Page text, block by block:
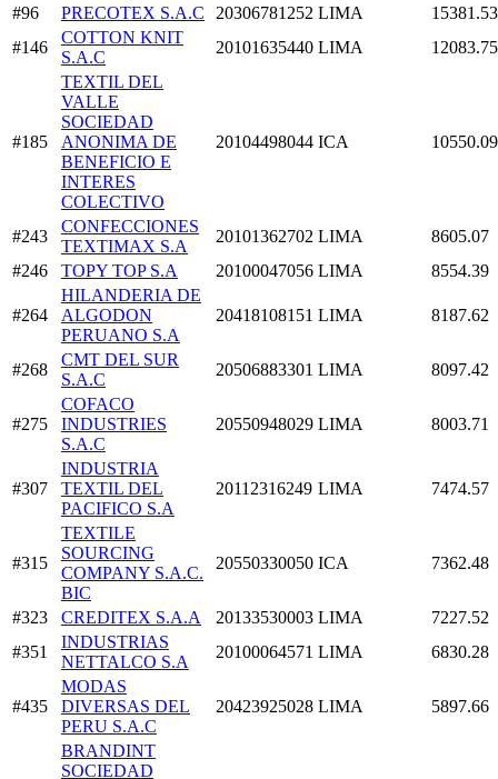
#96
PRECOTEX S.A.C 20306781252 LIMA
15381.53
#146
COTTON KNIT
S.A.C
20101635440 LIMA 12083.75
#185
TEXTIL DEL
VALLE
SOCIEDAD
ANONIMA DE
BENEFICIO E
INTERES
COLECTIVO
20104498044 ICA 10550.09
#243
CONFECCIONES
TEXTIMAX S.A
20101362702 LIMA
8605.07
#246
TOPY TOP S.A 20100047056 LIMA 8554.39
#264
HILANDERIA DE
ALGODON
PERUANO S.A
20418108151 LIMA 8187.62
#268
CMT DEL SUR
S.A.C
20506883301 LIMA 8097.42
#275
COFACO
INDUSTRIES
S.A.C
20550948029 LIMA 8003.71
#307
INDUSTRIA
TEXTIL DEL
PACIFICO S.A
20112316249 LIMA 7474.57
#315
TEXTILE
SOURCING
COMPANY S.A.C.
BIC
20550330050 ICA 7362.48
#323 CREDITEX S.A.A 20133530003 LIMA
7227.52
#351
INDUSTRIAS
NETTALCO S.A
20100064571 LIMA 6830.28
#435
MODAS
DIVERSAS DEL
PERU S.A.C
20423925028 LIMA 5897.66
BRANDINT
SOCIEDAD